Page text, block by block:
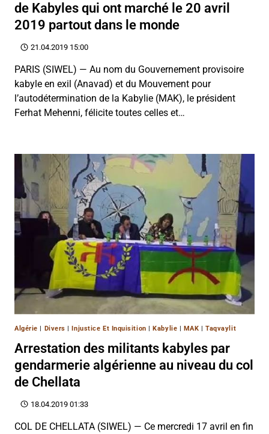
de Kabyles qui ont marché le 20 avril
2019 partout dans le monde
21.04.2019 15:00
PARIS (SIWEL) — Au nom du Gouvernement provisoire
kabyle en exil (Anavad) et du Mouvement pour
l’autodétermination de la Kabylie (MAK), le président
Ferhat Mehenni, félicite toutes celles et…
Algérie | Divers |Injustice Et Inquisition |Kabylie | MAK |Taqvaylit
Arrestation des militants kabyles par
gendarmerie algérienne au niveau du col
de Chellata
18.04.2019 01:33
COL DE CHELLATA (SIWEL) — Ce mercredi 17 avril en fin